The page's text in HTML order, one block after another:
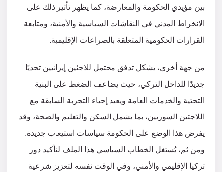
بين مؤيدي الحكومة والمعارضة، كما يظهر تأثير ذلك على
الانخراط المدني في النقاشات السياسية والأمنية، ومتابعة
القرارات الحكومية المتعلقة بالصراعات الإقليمية.
من جهة أخرى، يشكل تدفق محتمل للاجئين إيرانيين تحديًا
جديدًا للداخل التركي، حيث يضاعف الضغط على البنية
التحتية والخدمات العامة ويعيد إحياء التجربة السابقة مع
اللاجئين السوريين، بما يشمل السكن والتعليم والصحة، وقد
يفرض هذا الوضع على الحكومة سياسات استيعاب جديدة.
ومن ثم، يُستغل الخطاب السياسي هذا الملف لتأكيد دور
تركيا الإقليمي والأمني، وفي الوقت نفسه لتعزيز شرعية